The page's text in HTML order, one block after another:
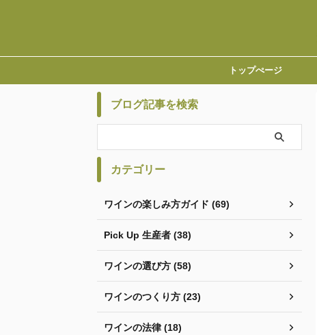
トップぺージ
ブログ記事を検索
カテゴリー
ワインの楽しみ方ガイド (69)
Pick Up 生産者 (38)
ワインの選び方 (58)
ワインのつくり方 (23)
ワインの法律 (18)